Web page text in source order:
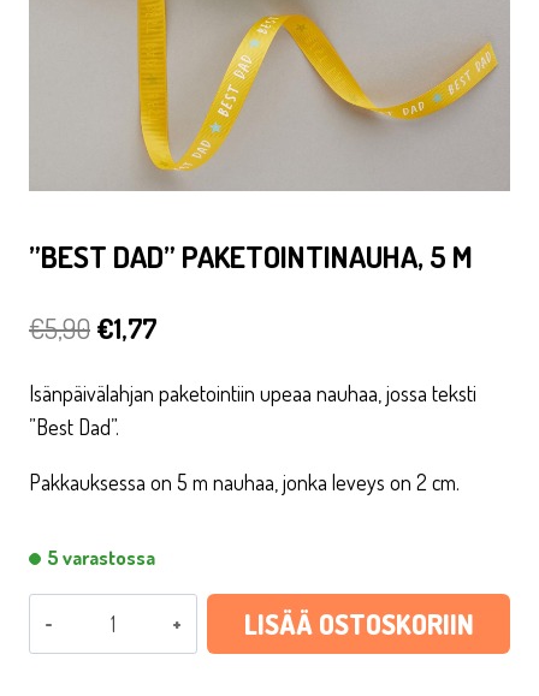
”BEST DAD” PAKETOINTINAUHA, 5 M
€5,90 Alkuperäinen
oli:
€1,77Nykyinen
on:
Isänpäivälahjan paketointiin upeaa nauhaa, jossa teksti
”Best Dad”.
Pakkauksessa on 5 m nauhaa, jonka leveys on 2 cm.
5 varastossa
LISÄÄ OSTOSKORIIN